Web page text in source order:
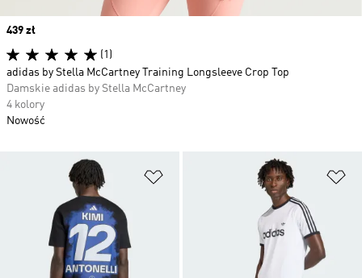
Dodaj do listy życzeń
Price
439 zł
(1)
adidas by Stella McCartney Training Longsleeve Crop Top
Damskie adidas by Stella McCartney
4 kolory
Nowość